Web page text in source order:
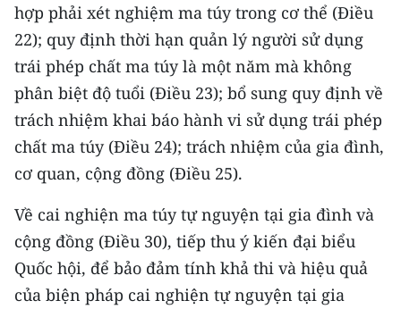
TIN ĐỊA PHƯƠNG
Trung du và miền núi phía Bắc
Đồng bằng sông Hồng
Bắc Trung Bộ
Duyên hải Nam Trung Bộ và Tây
Nguyên
Đông Nam Bộ
Đồng bằng sông Cửu Long
hợp phải xét nghiệm ma túy trong cơ thể (Điều
22); quy định thời hạn quản lý người sử dụng
trái phép chất ma túy là một năm mà không
phân biệt độ tuổi (Điều 23); bổ sung quy định về
trách nhiệm khai báo hành vi sử dụng trái phép
chất ma túy (Điều 24); trách nhiệm của gia đình,
cơ quan, cộng đồng (Điều 25).
Về cai nghiện ma túy tự nguyện tại gia đình và
cộng đồng (Điều 30), tiếp thu ý kiến đại biểu
Quốc hội, để bảo đảm tính khả thi và hiệu quả
của biện pháp cai nghiện tự nguyện tại gia